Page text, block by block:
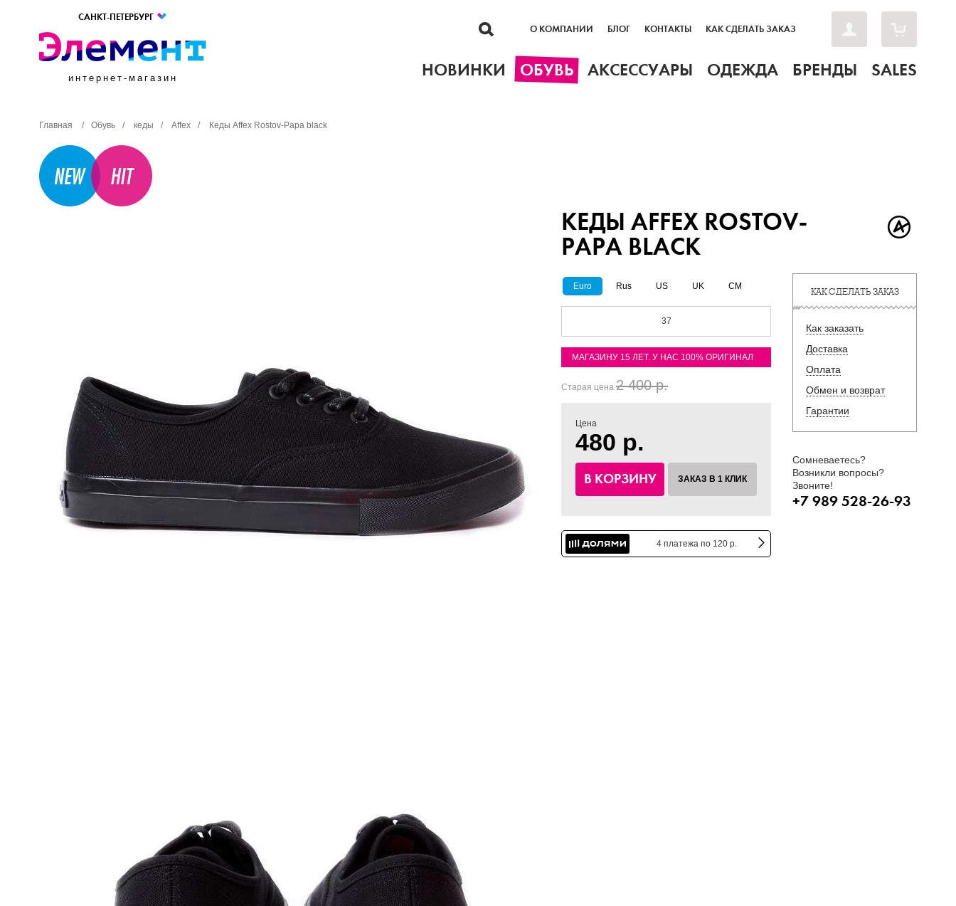
САНКТ-ПЕТЕРБУРГ
интернет-магазин
О КОМПАНИИ БЛОГ КОНТАКТЫ КАК СДЕЛАТЬ ЗАКАЗ
НОВИНКИ ОБУВЬ АКСЕССУАРЫ ОДЕЖДА БРЕНДЫ SALES
Главная / Обувь / кеды / Affex / Кеды Affex Rostov-Papa black
КЕДЫ AFFEX ROSTOV-
PAPA BLACK
Euro Rus US UK CM
37
МАГАЗИНУ 15 ЛЕТ. У НАС 100% ОРИГИНАЛ
Старая цена 2 400 р.
Цена
480 р.
В КОРЗИНУ ЗАКАЗ В 1 КЛИК
4 платежа по 120 р.
КАК СДЕЛАТЬ ЗАКАЗ
Как заказать
Доставка
Оплата
Обмен и возврат
Гарантии
Сомневаетесь?
Возникли вопросы?
Звоните!
+7 989 528-26-93